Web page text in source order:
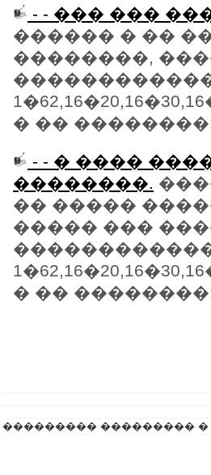
- - ��� ���
������ � ��
��������,
� ��
- - � ����
��������.
�� �����
����� ���
� ��
��������� ���������